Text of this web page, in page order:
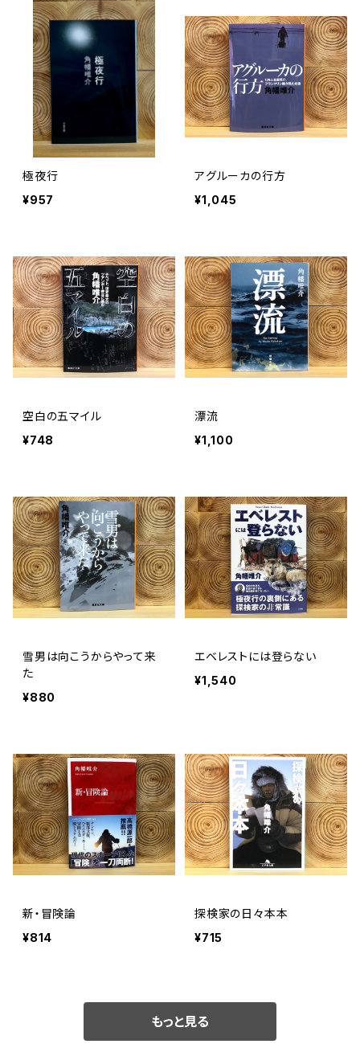
極夜行
¥957
アグルーカの行方
¥1,045
空白の五マイル
¥748
漂流
¥1,100
雪男は向こうからやって来
た
¥880
エベレストには登らない
¥1,540
新・冒険論
¥814
探検家の日々本本
¥715
もっと見る